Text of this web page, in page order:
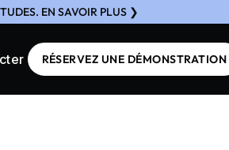
EN SAVOIR PLUS ❯
RÉSERVEZ UNE DÉMONSTRATION